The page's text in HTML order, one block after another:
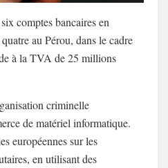
comptes bancaires en
au Pérou, dans le cadre
à la TVA de 25 millions
criminelle
de matériel informatique.
européennes sur les
en utilisant des